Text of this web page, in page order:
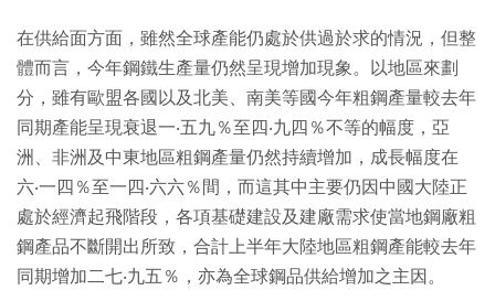
在供給面方面，雖然全球產能仍處於供過於求的情況，但整
體而言，今年鋼鐵生產量仍然呈現增加現象。以地區來劃
分，雖有歐盟各國以及北美、南美等國今年粗鋼產量較去年
同期產能呈現衰退一‧五九％至四‧九四％不等的幅度，亞
洲、非洲及中東地區粗鋼產量仍然持續增加，成長幅度在
六‧一四％至一四‧六六％間，而這其中主要仍因中國大陸正
處於經濟起飛階段，各項基礎建設及建廠需求使當地鋼廠粗
鋼產品不斷開出所致，合計上半年大陸地區粗鋼產能較去年
同期增加二七‧九五％，亦為全球鋼品供給增加之主因。